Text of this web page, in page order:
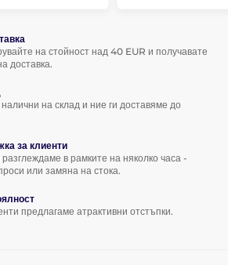
на стойност над 40 EUR и получавате
доставка.
налични на склад и ние ги доставяме до
за клиенти
в рамките на няколко часа -
или замяна на стока.
предлагаме атрактивни отстъпки.